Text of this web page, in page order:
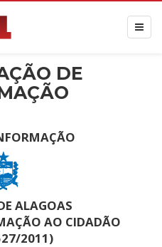
DE
ALAGOAS
AO CIDADÃO
2011)